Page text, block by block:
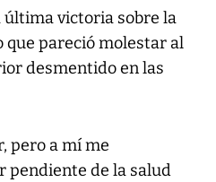
victoria sobre la
que pareció molestar al
desmentido en las
pero a mí me
pendiente de la salud